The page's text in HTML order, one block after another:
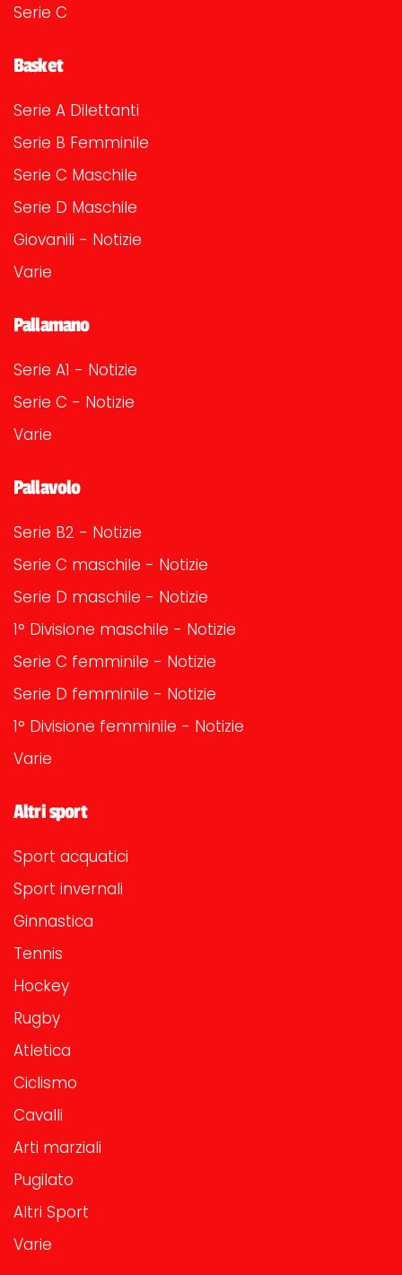
Serie C
Basket
Serie A Dilettanti
Serie B Femminile
Serie C Maschile
Serie D Maschile
Giovanili - Notizie
Varie
Pallamano
Serie A1 - Notizie
Serie C - Notizie
Varie
Pallavolo
Serie B2 - Notizie
Serie C maschile - Notizie
Serie D maschile - Notizie
1° Divisione maschile - Notizie
Serie C femminile - Notizie
Serie D femminile - Notizie
1° Divisione femminile - Notizie
Varie
Altri sport
Sport acquatici
Sport invernali
Ginnastica
Tennis
Hockey
Rugby
Atletica
Ciclismo
Cavalli
Arti marziali
Pugilato
Altri Sport
Varie